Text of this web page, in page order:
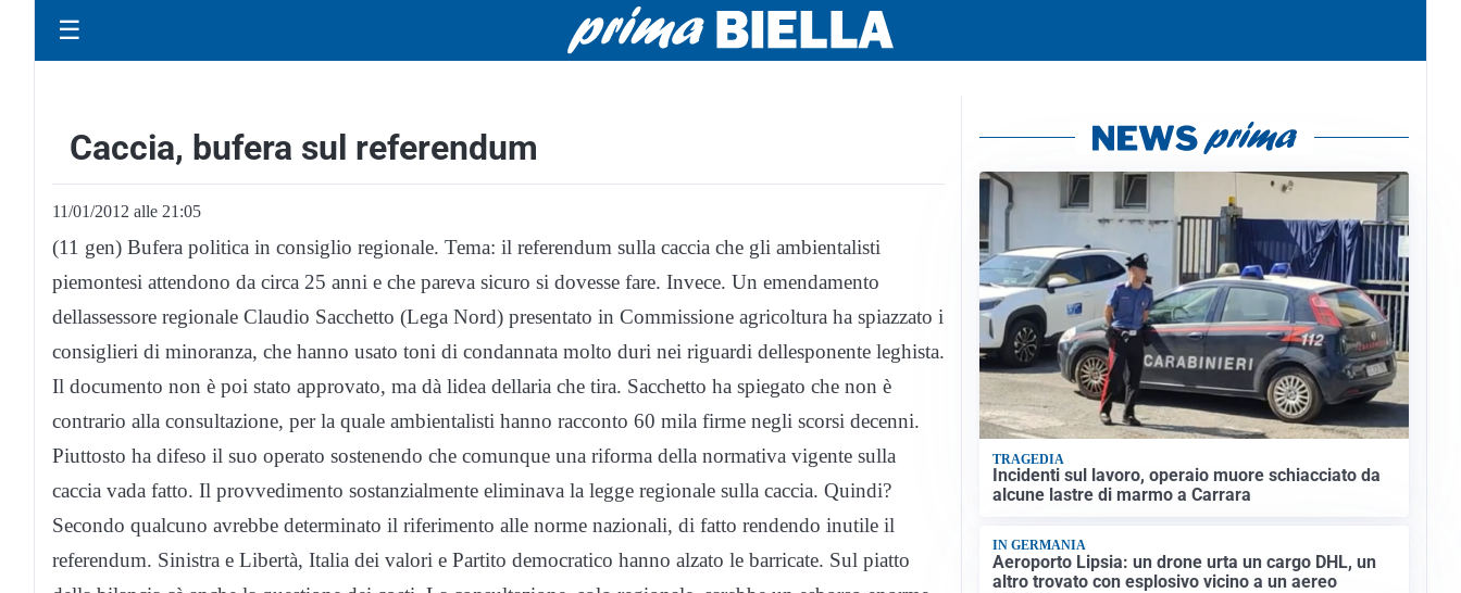
☰
Caccia, bufera sul referendum
11/01/2012 alle 21:05
(11 gen) Bufera politica in consiglio regionale. Tema: il referendum sulla caccia che gli ambientalisti
piemontesi attendono da circa 25 anni e che pareva sicuro si dovesse fare. Invece. Un emendamento
dellassessore regionale Claudio Sacchetto (Lega Nord) presentato in Commissione agricoltura ha spiazzato i
consiglieri di minoranza, che hanno usato toni di condannata molto duri nei riguardi dellesponente leghista.
Il documento non è poi stato approvato, ma dà lidea dellaria che tira. Sacchetto ha spiegato che non è
contrario alla consultazione, per la quale ambientalisti hanno racconto 60 mila firme negli scorsi decenni.
Piuttosto ha difeso il suo operato sostenendo che comunque una riforma della normativa vigente sulla
caccia vada fatto. Il provvedimento sostanzialmente eliminava la legge regionale sulla caccia. Quindi?
Secondo qualcuno avrebbe determinato il riferimento alle norme nazionali, di fatto rendendo inutile il
referendum. Sinistra e Libertà, Italia dei valori e Partito democratico hanno alzato le barricate. Sul piatto
TRAGEDIA
Incidenti sul lavoro, operaio muore schiacciato da
alcune lastre di marmo a Carrara
IN GERMANIA
Aeroporto Lipsia: un drone urta un cargo DHL, un
altro trovato con esplosivo vicino a un aereo